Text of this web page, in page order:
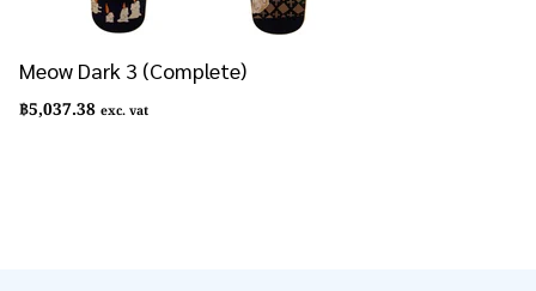
Meow Dark 3 (Complete)
฿5,037.38 exc. vat